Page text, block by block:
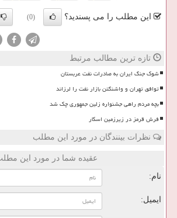
این مطلب را می پسندید؟ (0)
تازه ترین مطالب مرتبط
شوک جنگ ایران به صادرات نفت عربستان
توافق تهران و واشنگتن بازار نفت را لرزاند
بچه مردم راهی جشنواره زلین جمهوری چک شد
فرش قرمز در زیرزمین اسکار
نظرات بینندگان در مورد این مطلب
عقیده شما در مورد این
نام:
ایمیل: